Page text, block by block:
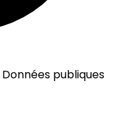
Données publiques